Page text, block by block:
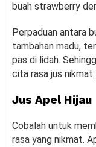
buah strawberry
Perpaduan antara
tambahan madu,
pas di lidah.
cita rasa jus nikmat
Jus Apel Hijau
Cobalah untuk
rasa yang nikmat.